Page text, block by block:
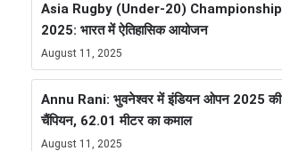
Asia Rugby (Under-20) Championship
2025: भारत में ऐतिहासिक आयोजन
August 11, 2025
Annu Rani: भुवनेश्वर में इंडियन ओपन 2025 की
चैंपियन, 62.01 मीटर का कमाल
August 11, 2025